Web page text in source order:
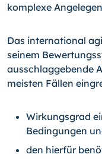
komplexe
Das international
seinem
ausschlaggebende
meisten Fällen
Wirkungsgrad
Bedingungen
den hierfür